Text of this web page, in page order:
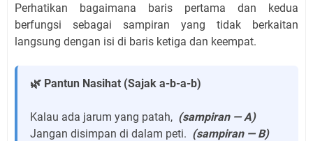
Perhatikan bagaimana baris pertama dan kedua
berfungsi sebagai sampiran yang tidak berkaitan
langsung dengan isi di baris ketiga dan keempat.
🌿 Pantun Nasihat (Sajak a-b-a-b)
Kalau ada jarum yang patah, (sampiran — A)
Jangan disimpan di dalam peti. (sampiran — B)